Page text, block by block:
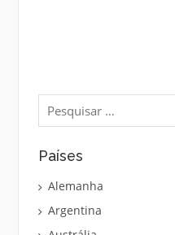
Pesquisar
por:
Países
Alemanha
Argentina